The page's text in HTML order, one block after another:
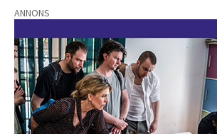
ANNONS